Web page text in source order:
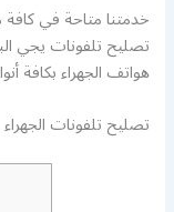
خدمتنا متاحة في
تصليح تلفونات يجي
هواتف الجهراء بكافة
تصليح تلفونات الجهراء